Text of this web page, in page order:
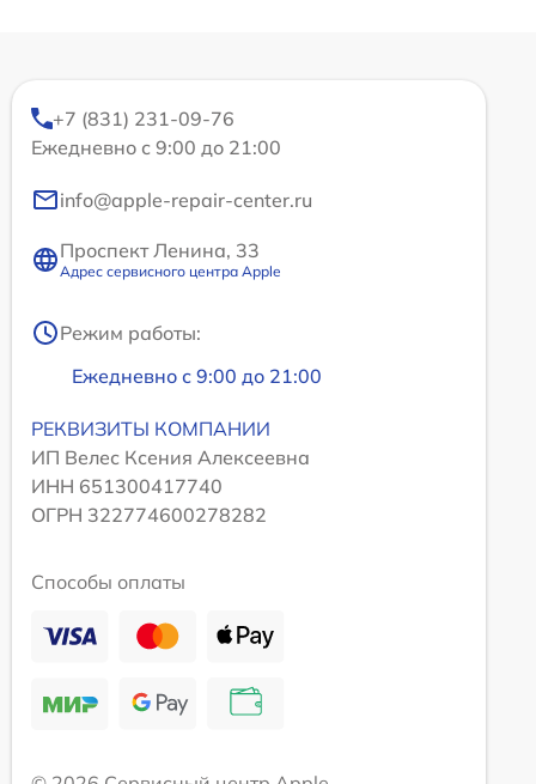
+7 (831) 231-09-76
Ежедневно с 9:00 до 21:00
info@apple-repair-center.ru
Проспект Ленина, 33
Адрес сервисного центра Apple
Режим работы:
Ежедневно с 9:00 до 21:00
РЕКВИЗИТЫ КОМПАНИИ
ИП Велес Ксения Алексеевна
ИНН 651300417740
ОГРН 322774600278282
Способы оплаты